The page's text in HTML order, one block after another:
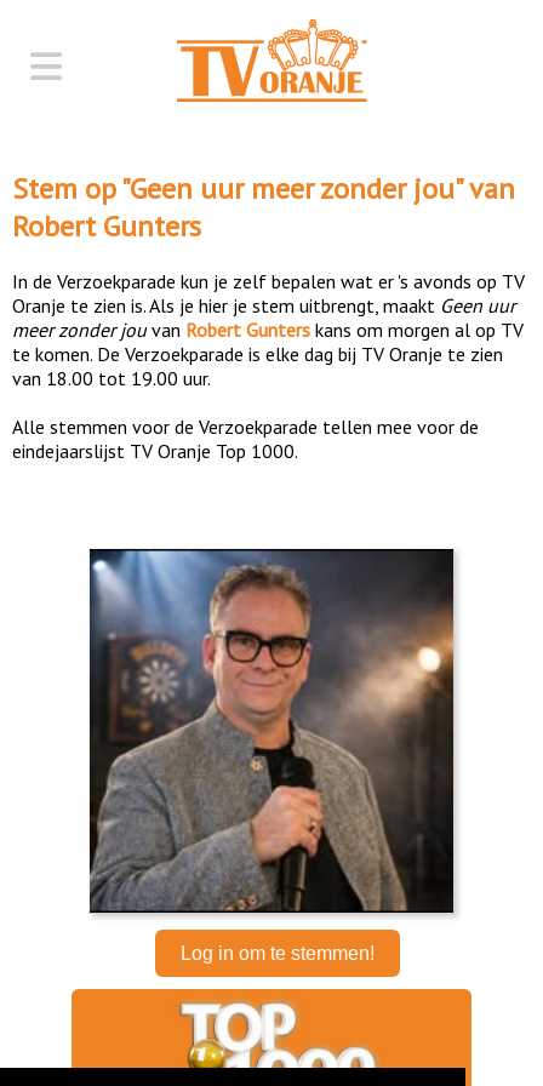
Stem op "Geen uur meer zonder jou" van
Robert Gunters
In de Verzoekparade kun je zelf bepalen wat er 's avonds op TV
Oranje te zien is. Als je hier je stem uitbrengt, maakt Geen uur
meer zonder jouvan Robert Gunters kans om morgen al op TV
te komen. De Verzoekparade is elke dag bij TV Oranje te zien
van 18.00 tot 19.00 uur.
Alle stemmen voor de Verzoekparade tellen mee voor de
eindejaarslijst TV Oranje Top 1000.
Log in om te stemmen!